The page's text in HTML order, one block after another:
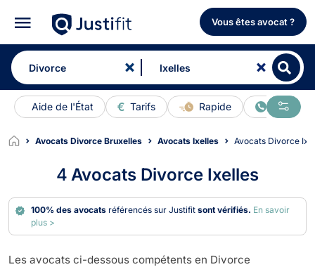
Vous êtes avocat ?
Aide de l'État Tarifs Rapide En ligne
Avocats Divorce Bruxelles Avocats Ixelles Avocats Divorce
4 Avocats Divorce Ixelles
100% des avocats référencés sur Justifitsont vérifiés. En savoir
plus >
Les avocats ci-dessous compétents en Divorce